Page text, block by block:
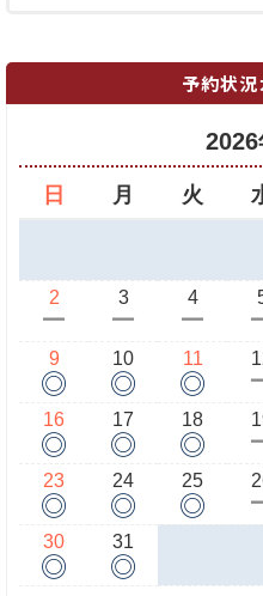
予約状
2026
日 月 火
2
ー
3
ー
4
ー
9
◎
10
◎
11
◎
16
◎
17
◎
18
◎
23
◎
24
◎
25
◎
30
◎
31
◎